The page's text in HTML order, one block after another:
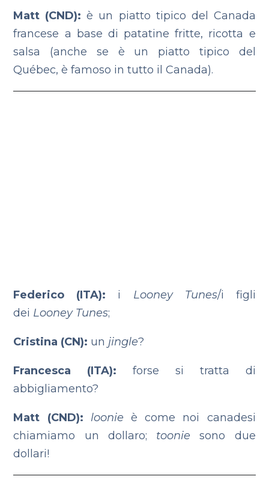
Matt (CND): è un piatto tipico del Canada
francese a base di patatine fritte, ricotta e
salsa (anche se è un piatto tipico del
Québec, è famoso in tutto il Canada).
Federico (ITA): i Looney Tunes/i figli
dei Looney Tunes;
Cristina (CN): unjingle?
Francesca (ITA): forse si tratta di
abbigliamento?
Matt (CND): loonie è come noi canadesi
chiamiamo un dollaro; tooniesono due
dollari!